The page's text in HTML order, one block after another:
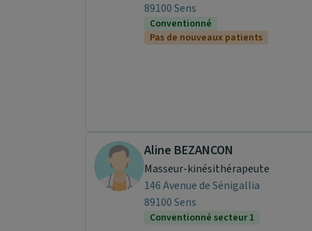
89100 Sens
Conventionné
Pas de nouveaux patients
Aline BEZANCON
Masseur-kinésithérapeute
146 Avenue de Sénigallia
89100 Sens
Conventionné secteur 1